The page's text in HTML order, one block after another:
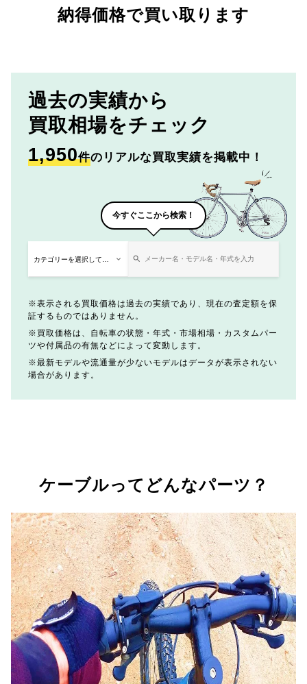
納得価格で買い取ります
過去の実績から
買取相場をチェック
1,950件のリアルな買取実績を掲載中！
今すぐここから検索！
表示される買取価格は過去の実績であり、現在の査定額を保
証するものではありません。
買取価格は、自転車の状態・年式・市場相場・カスタムパー
ツや付属品の有無などによって変動します。
最新モデルや流通量が少ないモデルはデータが表示されない
場合があります。
ケーブルってどんなパーツ？